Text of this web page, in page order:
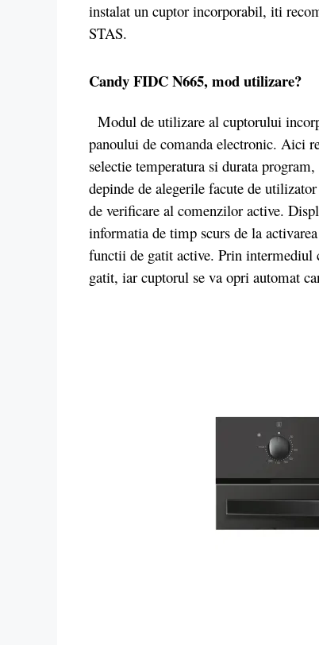
instalat un cuptor incorporabil, iti
STAS.
Candy FIDC N665, mod utilizare?
Modul de utilizare al cuptorului
panoului de comanda electronic. Aici
selectie temperatura si durata
depinde de alegerile facute de
de verificare al comenzilor active.
informatia de timp scurs de la
functii de gatit active. Prin intermediul
gatit, iar cuptorul se va opri automat